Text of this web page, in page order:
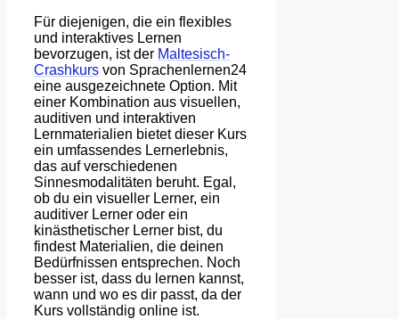
Für diejenigen, die ein flexibles
und interaktives Lernen
bevorzugen, ist der Maltesisch-
Crashkurs von Sprachenlernen24
eine ausgezeichnete Option. Mit
einer Kombination aus visuellen,
auditiven und interaktiven
Lernmaterialien bietet dieser Kurs
ein umfassendes Lernerlebnis,
das auf verschiedenen
Sinnesmodalitäten beruht. Egal,
ob du ein visueller Lerner, ein
auditiver Lerner oder ein
kinästhetischer Lerner bist, du
findest Materialien, die deinen
Bedürfnissen entsprechen. Noch
besser ist, dass du lernen kannst,
wann und wo es dir passt, da der
Kurs vollständig online ist.